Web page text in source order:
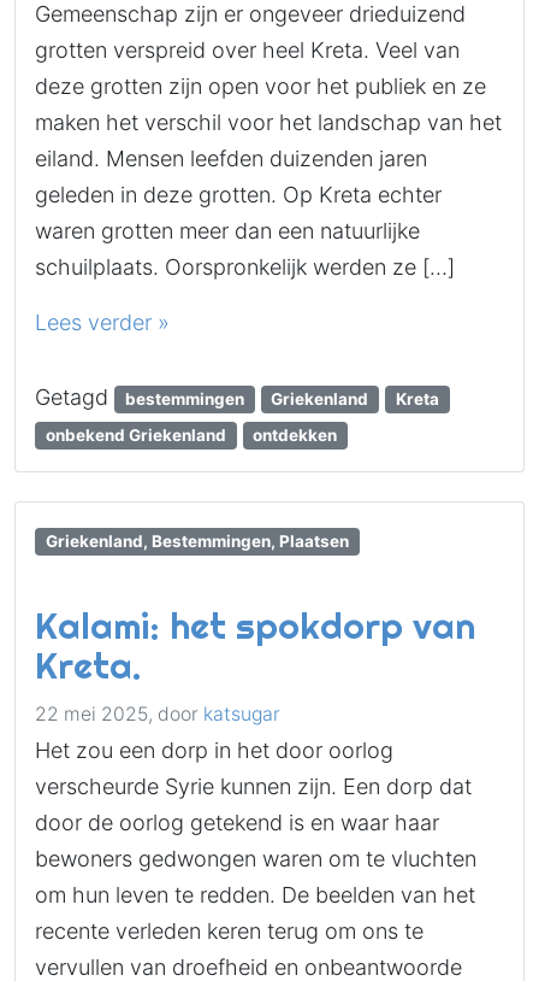
Gemeenschap zijn er ongeveer drieduizend
grotten verspreid over heel Kreta. Veel van
deze grotten zijn open voor het publiek en ze
maken het verschil voor het landschap van het
eiland. Mensen leefden duizenden jaren
geleden in deze grotten. Op Kreta echter
waren grotten meer dan een natuurlijke
schuilplaats. Oorspronkelijk werden ze […]
Lees verder »
Getagd bestemmingen Griekenland
Kreta
onbekend Griekenland
ontdekken
Griekenland, Bestemmingen, Plaatsen
Kalami: het spokdorp van
Kreta.
22 mei 2025, door katsugar
Het zou een dorp in het door oorlog
verscheurde Syrie kunnen zijn. Een dorp dat
door de oorlog getekend is en waar haar
bewoners gedwongen waren om te vluchten
om hun leven te redden. De beelden van het
recente verleden keren terug om ons te
vervullen van droefheid en onbeantwoorde